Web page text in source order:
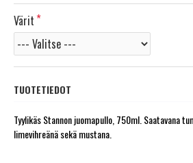
Värit
TUOTETIEDOT
Tyylikäs Stannon juomapullo, 750ml. Saatavana
limevihreänä sekä mustana.